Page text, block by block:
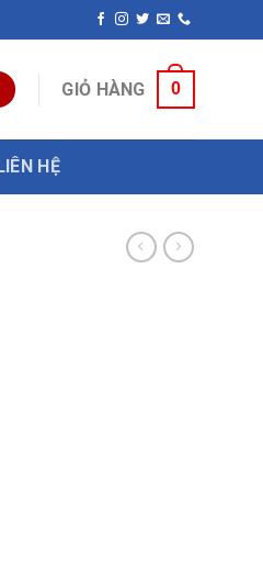
hiện nay. Hotline:
GIỎ HÀNG 0
HỆ